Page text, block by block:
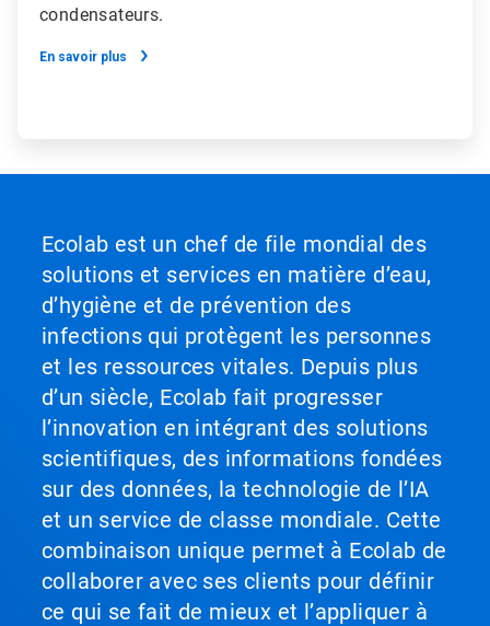
condensateurs.
En savoir plus
Ecolab est un chef de file mondial des
solutions et services en matière d’eau,
d’hygiène et de prévention des
infections qui protègent les personnes
et les ressources vitales. Depuis plus
d’un siècle, Ecolab fait progresser
l’innovation en intégrant des solutions
scientifiques, des informations fondées
sur des données, la technologie de l’IA
et un service de classe mondiale. Cette
combinaison unique permet à Ecolab de
collaborer avec ses clients pour définir
ce qui se fait de mieux et l’appliquer à